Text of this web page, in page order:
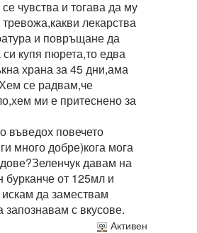
чувства и тогава да му
лекарства
и повръщане да
си купя пюрета,то едва
храна за 45 дни,ама
се радвам,че
ми е притеснено за
въведох повечето
много добре)кога мога
давам на
бурканче от 125мл и
да замествам
с вкусове.
Активен